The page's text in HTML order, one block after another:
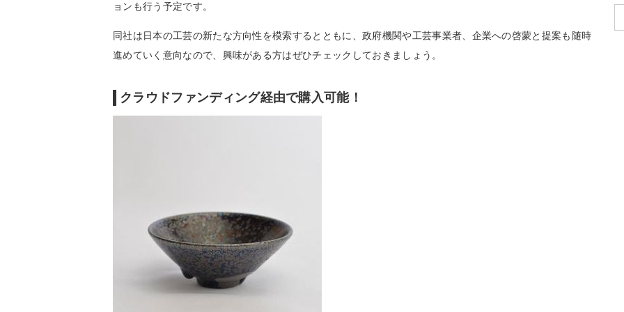
ョンも行う予定です。
同社は日本の工芸の新たな方向性を模索するとともに、政府機関や工芸事業者、企業への啓蒙と提案も随時
進めていく意向なので、興味がある方はぜひチェックしておきましょう。
クラウドファンディング経由で購入可能！